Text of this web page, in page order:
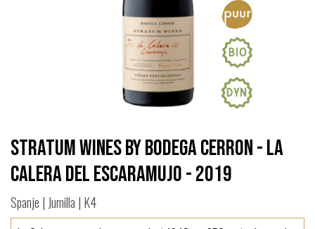
Stratum Wines by Bodega Cerron - La
Calera Del Escaramujo - 2019
Spanje | Jumilla | K4